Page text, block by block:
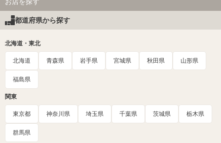
都道府県から探す
北海道・東北
北海道 青森県 岩手県 宮城県 秋田県 山形県
福島県
関東
東京都 神奈川県 埼玉県 千葉県 茨城県 栃木県
群馬県